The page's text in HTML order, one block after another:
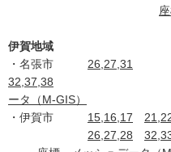
伊賀地域
・名張市 26,27,31
32,37,38
ータ（M-GIS）
・伊賀市 15,16,17
26,27,28